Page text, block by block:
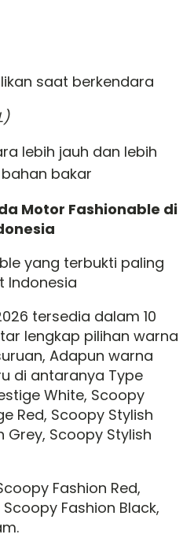
saat berkendara
lebih jauh dan lebih
bakar
Motor Fashionable di
yang terbukti paling
Indonesia
tersedia dalam 10
lengkap pilihan warna
Adapun warna
di antaranya Type
White, Scoopy
Red, Scoopy Stylish
Grey, Scoopy Stylish
Fashion Red,
Fashion Black,